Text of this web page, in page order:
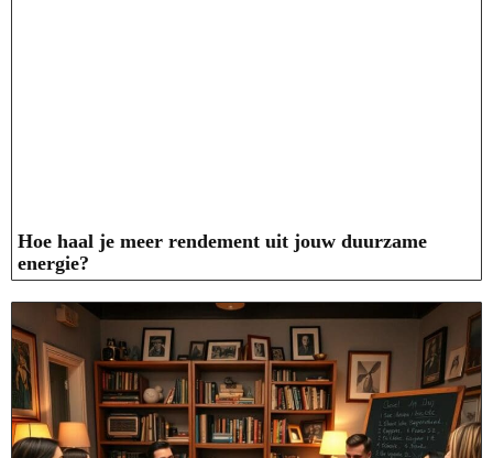
Hoe haal je meer rendement uit jouw duurzame
energie?